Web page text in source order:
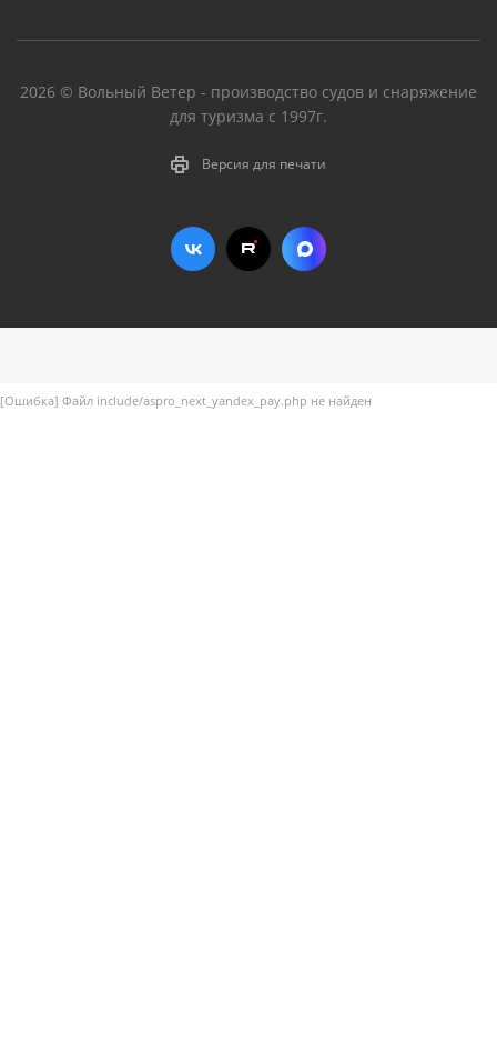
2026 © Вольный Ветер - производство судов и снаряжение
для туризма с 1997г.
Версия для печати
[Ошибка] Файл include/aspro_next_yandex_pay.php не найден